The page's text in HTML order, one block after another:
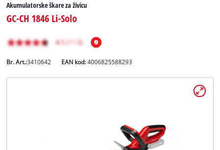
Akumulatorske škare za živicu
GC-CH 1846 Li-Solo
Br. Art.:3410642 EAN kod:4006825588293